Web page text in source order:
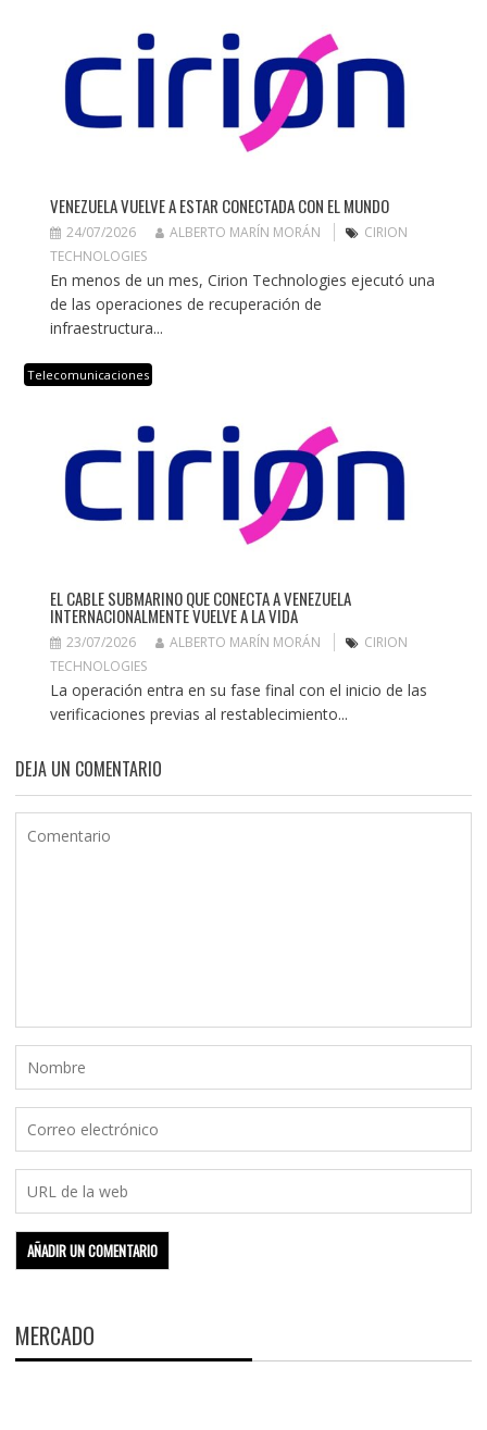
VENEZUELA VUELVE A ESTAR CONECTADA CON EL MUNDO
24/07/2026 ALBERTO MARÍN MORÁN
CIRION
TECHNOLOGIES
En menos de un mes, Cirion Technologies ejecutó una
de las operaciones de recuperación de
infraestructura...
Telecomunicaciones
EL CABLE SUBMARINO QUE CONECTA A VENEZUELA
INTERNACIONALMENTE VUELVE A LA VIDA
23/07/2026 ALBERTO MARÍN MORÁN
CIRION
TECHNOLOGIES
La operación entra en su fase final con el inicio de las
verificaciones previas al restablecimiento...
DEJA UN COMENTARIO
MERCADO